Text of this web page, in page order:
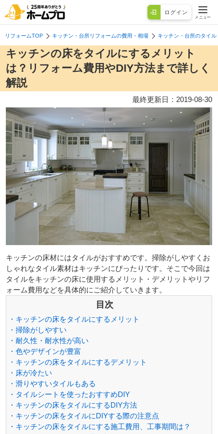
ログイン
メニュー
リフォームTOP キッチン・台所リフォームの費用・相場 キッチン・台所のタイ
キッチンの床をタイルにするメリット
は？リフォーム費用やDIY方法まで詳しく
解説
最終更新日： 2019-08-30
キッチンの床材にはタイルがおすすめです。掃除がしやすくお
しゃれなタイル素材はキッチンにぴったりです。そこで今回は
タイルをキッチンの床に使用するメリット・デメリットやリフ
ォーム費用などを具体的にご紹介していきます。
目次
・キッチンの床をタイルにするメリット
・掃除がしやすい
・耐久性・耐水性が高い
・色やデザインが豊富
・キッチンの床をタイルにするデメリット
・床が冷たい
・滑りやすいタイルもある
・タイルシートを使ったおすすめDIY
・キッチンの床をタイルにするDIY方法
・キッチンの床をタイルにDIYする際の注意点
・キッチンの床をタイルにする施工費用、工事期間は？